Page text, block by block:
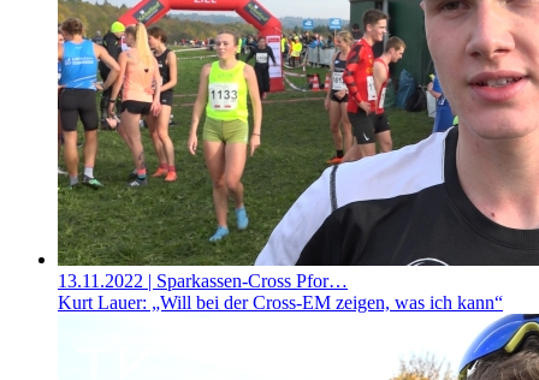
13.11.2022 | Sparkassen-Cross Pfor…
Kurt Lauer: „Will bei der Cross-EM zeigen, was ich kann“